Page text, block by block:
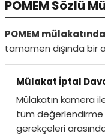
POMEM Sözlü
POMEM
tamamen dışında bir
Mülakat İptal
Mülakatın kamera
tüm değerlendirme
gerekçeleri